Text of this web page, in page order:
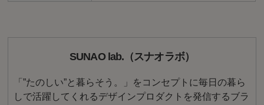
SUNAO lab.（スナオラボ）
「”たのしい”と暮らそう。」をコンセプトに毎日の暮ら
しで活躍してくれるデザインプロダクトを発信するブラ